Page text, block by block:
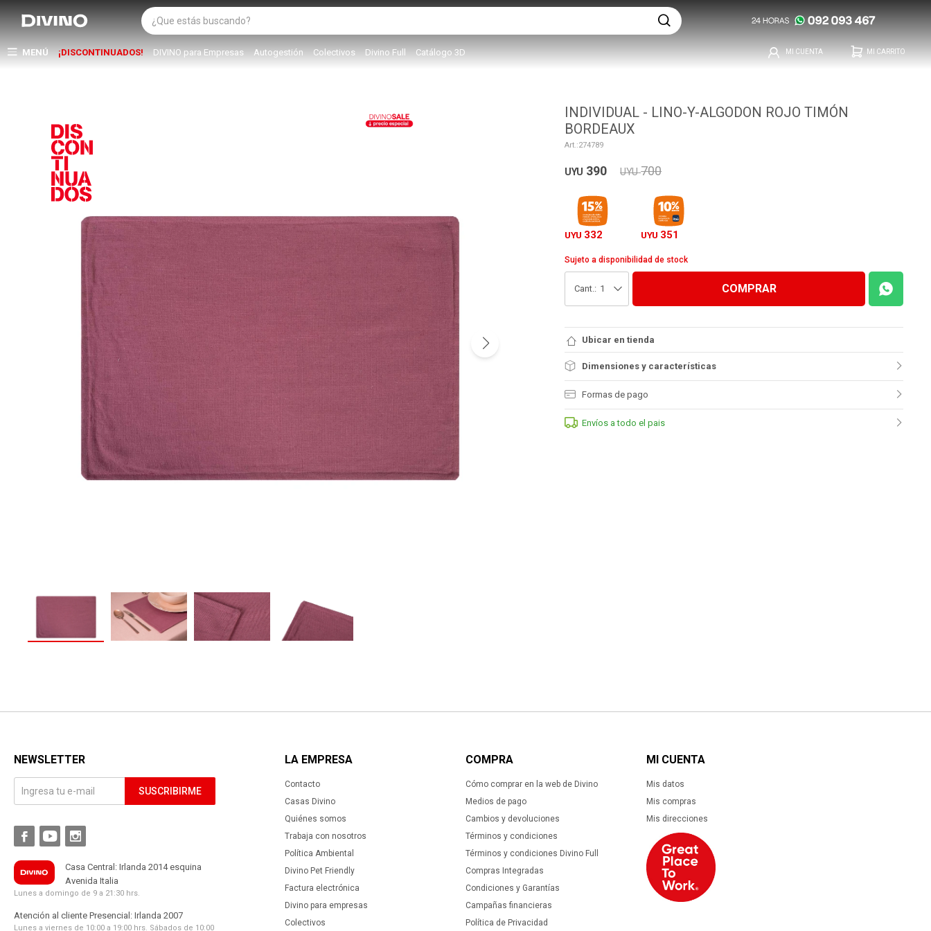
MENÚ ¡DISCONTINUADOS! DIVINO para Empresas Autogestión Colectivos Divino Full Catálogo 3D
INDIVIDUAL - LINO-Y-ALGODON ROJO TIMÓN
BORDEAUX
274789
UYU 390 UYU 700
UYU 332 UYU 351
Sujeto a disponibilidad de stock
1 COMPRAR
Ubicar en tienda
Dimensiones y características
Formas de pago
Envíos a todo el pais
LA EMPRESA
Contacto
Casas Divino
Quiénes somos
Trabaja con nosotros
Política Ambiental
Divino Pet Friendly
Factura electrónica
Divino para empresas
Colectivos
COMPRA
Cómo comprar en la web de Divino
Medios de pago
Cambios y devoluciones
Términos y condiciones
Términos y condiciones Divino Full
Compras Integradas
Condiciones y Garantías
Campañas financieras
Política de Privacidad
MI CUENTA
Mis datos
Mis compras
Mis direcciones
NEWSLETTER
SUSCRIBIRME
  
Casa Central: Irlanda 2014 esquina
Avenida Italia
Lunes a domingo de 9 a 21:30 hrs.
Atención al cliente Presencial: Irlanda 2007
Lunes a viernes de 10:00 a 19:00 hrs. Sábados de 10:00